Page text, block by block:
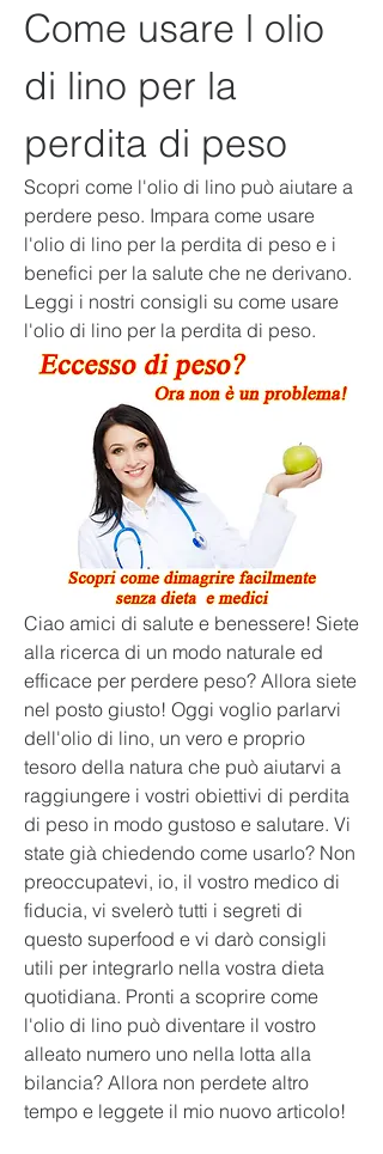
Come usare l olio
di lino per la
perdita di peso
Scopri come l'olio di lino può aiutare a
perdere peso. Impara come usare
l'olio di lino per la perdita di peso e i
benefici per la salute che ne derivano.
Leggi i nostri consigli su come usare
l'olio di lino per la perdita di peso.
Ciao amici di salute e benessere! Siete
alla ricerca di un modo naturale ed
efficace per perdere peso? Allora siete
nel posto giusto! Oggi voglio parlarvi
dell'olio di lino, un vero e proprio
tesoro della natura che può aiutarvi a
raggiungere i vostri obiettivi di perdita
di peso in modo gustoso e salutare. Vi
state già chiedendo come usarlo? Non
preoccupatevi, io, il vostro medico di
fiducia, vi svelerò tutti i segreti di
questo superfood e vi darò consigli
utili per integrarlo nella vostra dieta
quotidiana. Pronti a scoprire come
l'olio di lino può diventare il vostro
alleato numero uno nella lotta alla
bilancia? Allora non perdete altro
tempo e leggete il mio nuovo articolo!